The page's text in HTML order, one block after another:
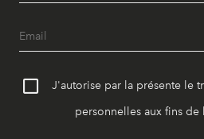
J'autorise par la présente le
personnelles aux fins de